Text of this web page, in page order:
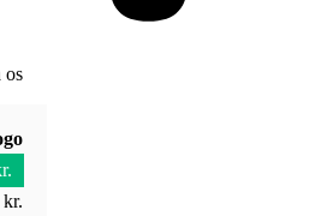
os
kr.